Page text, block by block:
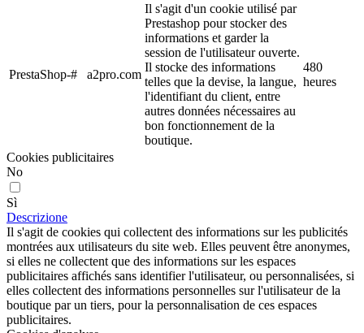
PrestaShop-# a2pro.com
Il s'agit d'un cookie utilisé par
Prestashop pour stocker des
informations et garder la
session de l'utilisateur ouverte.
Il stocke des informations
telles que la devise, la langue,
l'identifiant du client, entre
autres données nécessaires au
bon fonctionnement de la
boutique.
480
heures
Cookies publicitaires
No
Sì
Descrizione
Il s'agit de cookies qui collectent des informations sur les publicités
montrées aux utilisateurs du site web. Elles peuvent être anonymes,
si elles ne collectent que des informations sur les espaces
publicitaires affichés sans identifier l'utilisateur, ou personnalisées, si
elles collectent des informations personnelles sur l'utilisateur de la
boutique par un tiers, pour la personnalisation de ces espaces
publicitaires.